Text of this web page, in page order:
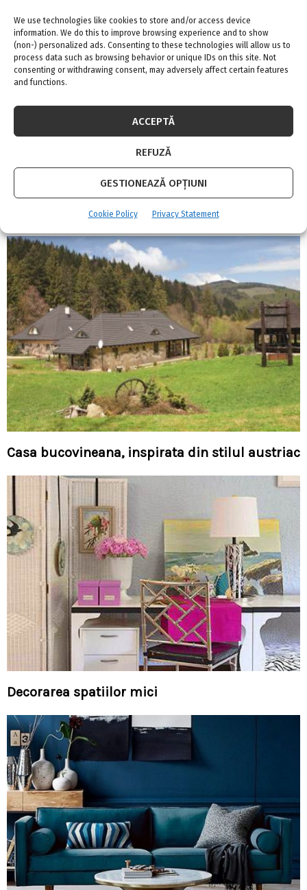
We use technologies like cookies to store and/or access device
information. We do this to improve browsing experience and to show
(non-) personalized ads. Consenting to these technologies will allow us to
process data such as browsing behavior or unique IDs on this site. Not
consenting or withdrawing consent, may adversely affect certain features
and functions.
ACCEPTĂ
REFUZĂ
GESTIONEAZĂ OPȚIUNI
Cookie Policy Privacy Statement
Simptome ale refluxului gastroesofagian și
tratamente recomandate
RELATED POSTS
Casa bucovineana, inspirata din stilul austriac
Decorarea spatiilor mici